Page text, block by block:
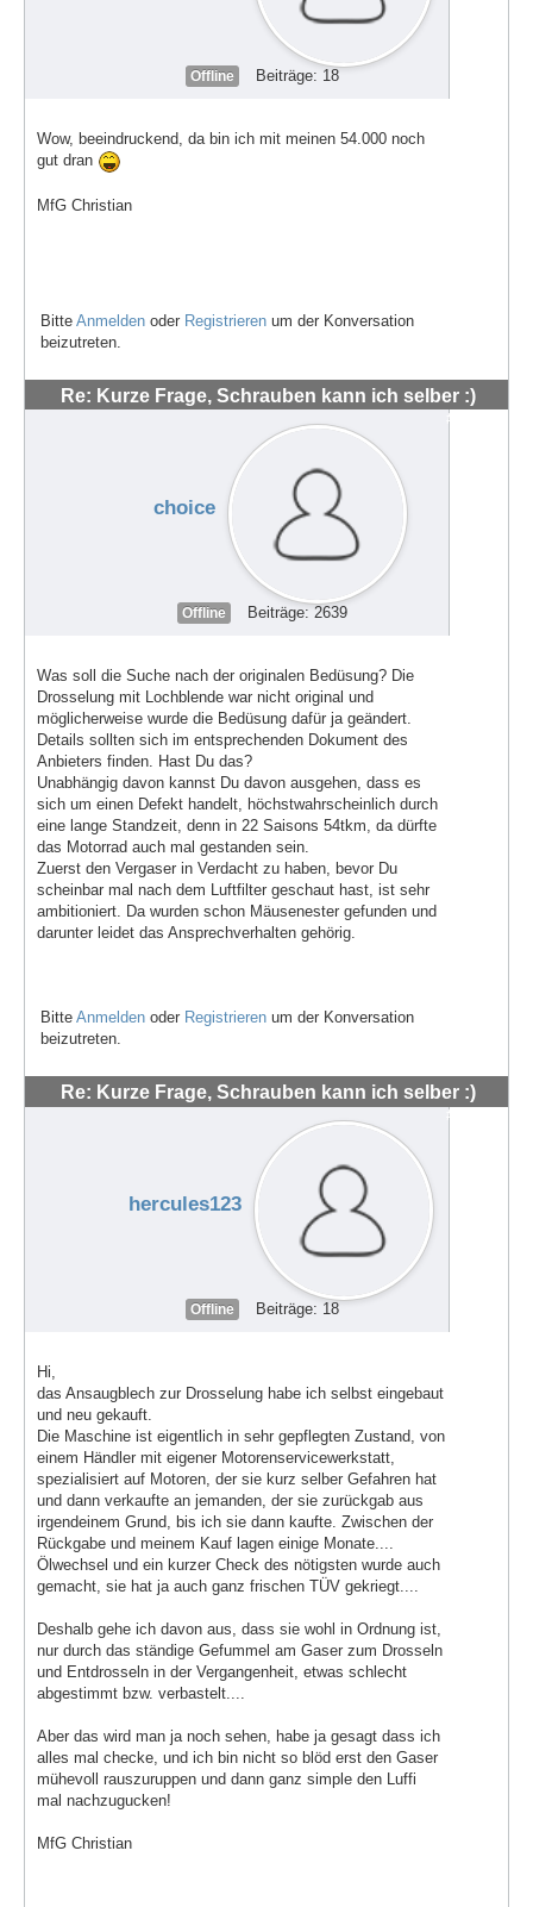
Offline Beiträge: 18
Wow, beeindruckend, da bin ich mit meinen 54.000 noch
gut dran
MfG Christian
Bitte Anmelden oder Registrieren um der Konversation
beizutreten.
Re: Kurze Frage, Schrauben kann ich selber :)
#48548
choice
Offline Beiträge: 2639
Was soll die Suche nach der originalen Bedüsung? Die
Drosselung mit Lochblende war nicht original und
möglicherweise wurde die Bedüsung dafür ja geändert.
Details sollten sich im entsprechenden Dokument des
Anbieters finden. Hast Du das?
Unabhängig davon kannst Du davon ausgehen, dass es
sich um einen Defekt handelt, höchstwahrscheinlich durch
eine lange Standzeit, denn in 22 Saisons 54tkm, da dürfte
das Motorrad auch mal gestanden sein.
Zuerst den Vergaser in Verdacht zu haben, bevor Du
scheinbar mal nach dem Luftfilter geschaut hast, ist sehr
ambitioniert. Da wurden schon Mäusenester gefunden und
darunter leidet das Ansprechverhalten gehörig.
Bitte Anmelden oder Registrieren um der Konversation
beizutreten.
Re: Kurze Frage, Schrauben kann ich selber :)
#48551
hercules123
Offline Beiträge: 18
Hi,
das Ansaugblech zur Drosselung habe ich selbst eingebaut
und neu gekauft.
Die Maschine ist eigentlich in sehr gepflegten Zustand, von
einem Händler mit eigener Motorenservicewerkstatt,
spezialisiert auf Motoren, der sie kurz selber Gefahren hat
und dann verkaufte an jemanden, der sie zurückgab aus
irgendeinem Grund, bis ich sie dann kaufte. Zwischen der
Rückgabe und meinem Kauf lagen einige Monate....
Ölwechsel und ein kurzer Check des nötigsten wurde auch
gemacht, sie hat ja auch ganz frischen TÜV gekriegt....
Deshalb gehe ich davon aus, dass sie wohl in Ordnung ist,
nur durch das ständige Gefummel am Gaser zum Drosseln
und Entdrosseln in der Vergangenheit, etwas schlecht
abgestimmt bzw. verbastelt....
Aber das wird man ja noch sehen, habe ja gesagt dass ich
alles mal checke, und ich bin nicht so blöd erst den Gaser
mühevoll rauszuruppen und dann ganz simple den Luffi
mal nachzugucken!
MfG Christian